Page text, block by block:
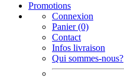
Promotions
Connexion
Panier (0)
Contact
Infos livraison
Qui sommes-nous?